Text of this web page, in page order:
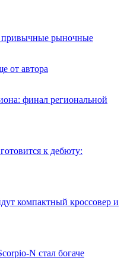
привычные рыночные
от автора
финал региональной
к дебюту:
компактный кроссовер и
N стал богаче